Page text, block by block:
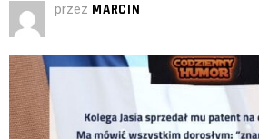
przez MARCIN